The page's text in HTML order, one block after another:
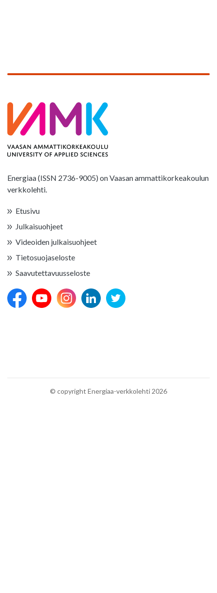
Energiaa (ISSN 2736-9005) on Vaasan ammattikorkeakoulun
verkkolehti.
Etusivu
Julkaisuohjeet
Videoiden julkaisuohjeet
Tietosuojaseloste
Saavutettavuusseloste
© copyright Energiaa-verkkolehti 2026